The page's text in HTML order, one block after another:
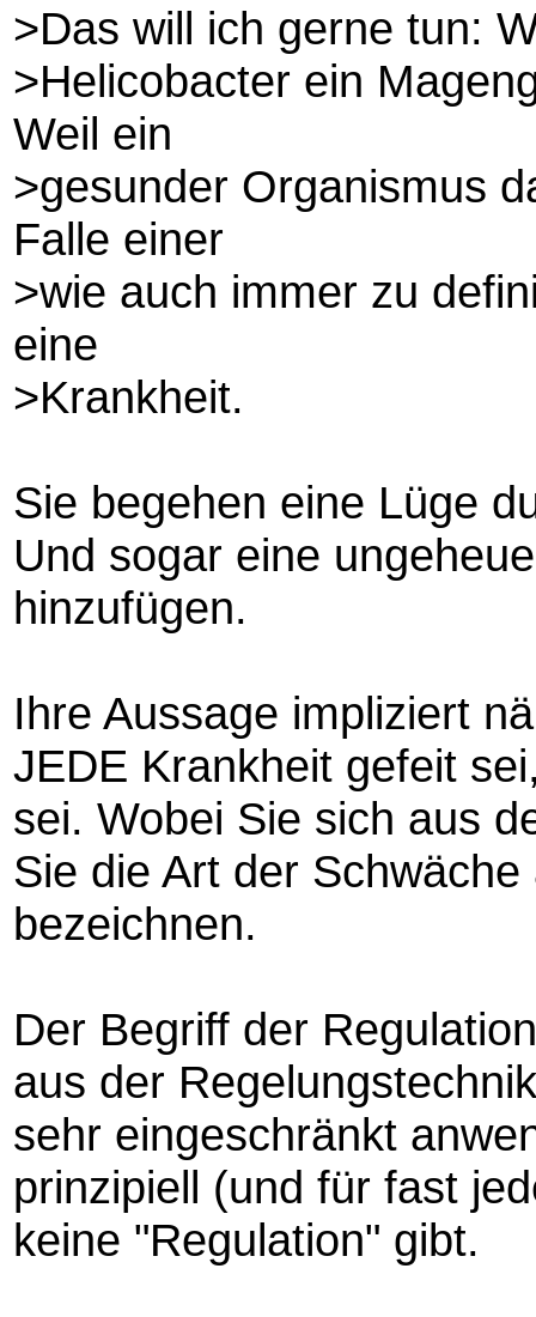
>Das will ich gerne tun:
>Helicobacter ein
Weil ein
>gesunder Organismus
Falle einer
>wie auch immer zu
eine
>Krankheit.
Sie begehen eine Lüge
Und sogar eine
hinzufügen.
Ihre Aussage impliziert
JEDE Krankheit gefeit
sei. Wobei Sie sich aus
Sie die Art der
bezeichnen.
Der Begriff der
aus der
sehr eingeschränkt
prinzipiell (und für fast
keine "Regulation" gibt.